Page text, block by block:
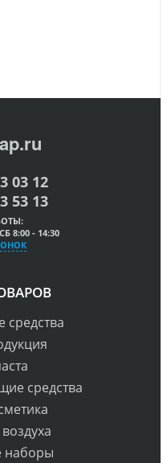
03 12
53 13
8:00 - 14:30
средства
средства
наборы